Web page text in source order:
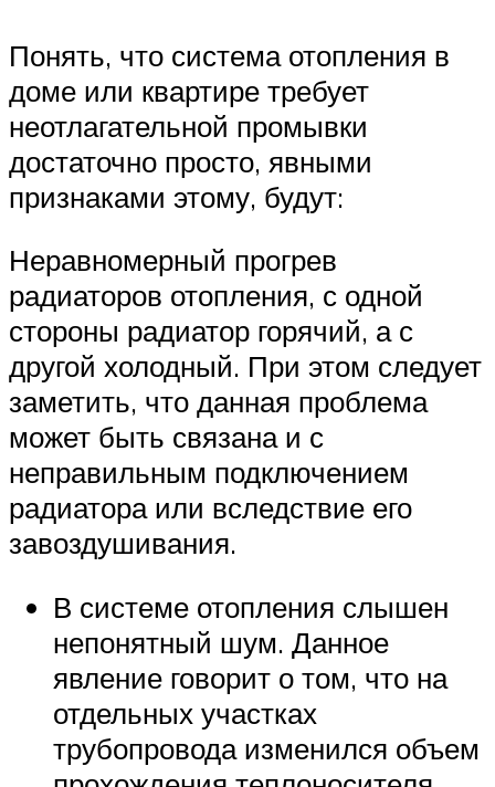
Понять, что система отопления в
доме или квартире требует
неотлагательной промывки
достаточно просто, явными
признаками этому, будут:
Неравномерный прогрев
радиаторов отопления, с одной
стороны радиатор горячий, а с
другой холодный. При этом следует
заметить, что данная проблема
может быть связана и с
неправильным подключением
радиатора или вследствие его
завоздушивания.
В системе отопления слышен
непонятный шум. Данное
явление говорит о том, что на
отдельных участках
трубопровода изменился объем